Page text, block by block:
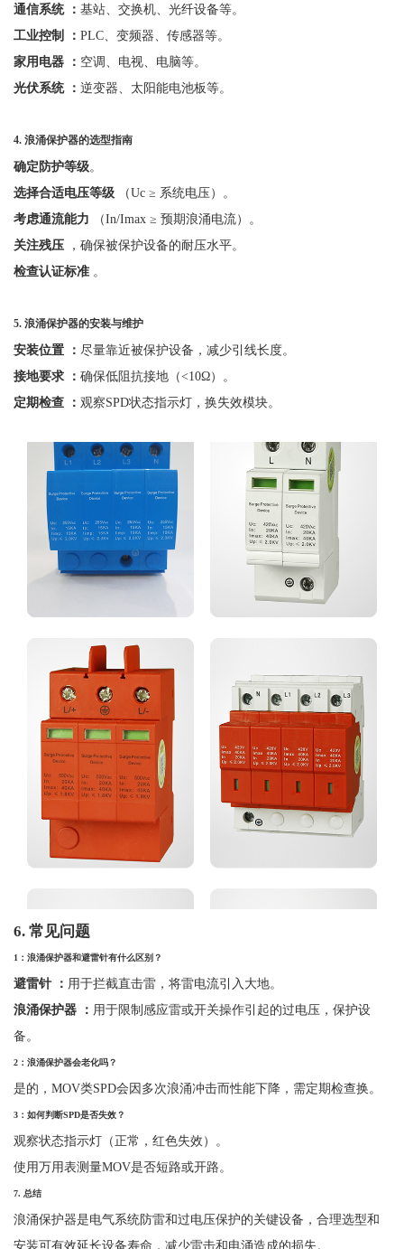
通信系统
： 基站、交换机、光纤设备等。
工业控制
： PLC、变频器、传感器等。
家用电器
： 空调、电视、电脑等。
光伏系统
： 逆变器、太阳能电池板等。
4. 浪涌保护器的选型指南
确定防护等级。
选择合适电压等级
（Uc ≥ 系统电压）。
考虑通流能力
（In/Imax ≥ 预期浪涌电流）。
关注残压
，确保被保护设备的耐压水平。
检查认证标准 。
5. 浪涌保护器的安装与维护
安装位置 ： 尽量靠近被保护设备，减少引线长度。
接地要求
： 确保低阻抗接地（<10Ω）。
定期检查
： 观察SPD状态指示灯，换失效模块。
6. 常见问题
1 ：浪涌保护器和避雷针有什么区别？
避雷针 ： 用于拦截直击雷，将雷电流引入大地。
浪涌保护器
： 用于限制感应雷或开关操作引起的过电压，保护设
备。
2：浪涌保护器会老化吗？
是的， MOV类SPD会因多次浪涌冲击而性能下降，需定期检查换。
3：如何判断SPD是否失效？
观察状态指示灯（正常，红色失效）。
使用万用表测量MOV是否短路或开路。
7. 总结
浪涌保护器是电气系统防雷和过电压保护的关键设备，合理选型和
安装可有效延长设备寿命，减少雷击和电涌造成的损失。